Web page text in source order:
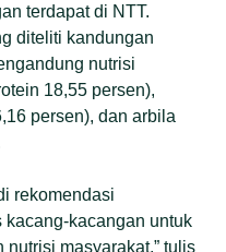
terdapat di NTT.
diteliti kandungan
nutrisi
18,55 persen),
persen), dan arbila
rekomendasi
kacangan untuk
masyarakat,” tulis